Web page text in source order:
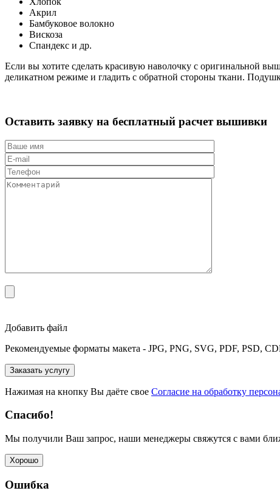
Акрил
Бамбуковое волокно
Вискоза
Спандекс и др.
Если вы хотите сделать красивую наволочку с оригинальной
деликатном режиме и гладить с обратной стороны ткани.
Оставить заявку на бесплатный расчетвышивки
Добавить файл
Рекомендуемые форматы макета - JPG, PNG, SVG, PDF, PSD,
Нажимая на кнопку Вы даёте свое Согласие на обработку
Спасибо!
Мы получили Ваш запрос, наши менеджеры свяжутся с вами
Хорошо
Ошибка